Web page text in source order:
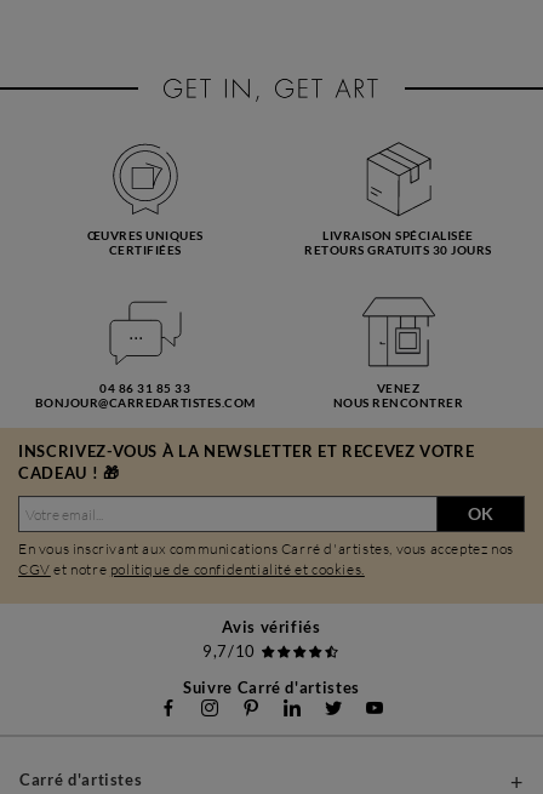
ŒUVRES UNIQUES
CERTIFIÉES
LIVRAISON SPÉCIALISÉE
RETOURS GRATUITS 30 JOURS
04 86 31 85 33
BONJOUR@CARREDARTISTES.COM
VENEZ
NOUS RENCONTRER
INSCRIVEZ-VOUS À LA NEWSLETTER ET RECEVEZ VOTRE
CADEAU ! 🎁
OK
En vous inscrivant aux communications Carré d'artistes, vous acceptez nos
CGV et notre politique de confidentialité et cookies.
Avis vérifiés
9,7/10
Suivre Carré d'artistes
Carré d'artistes